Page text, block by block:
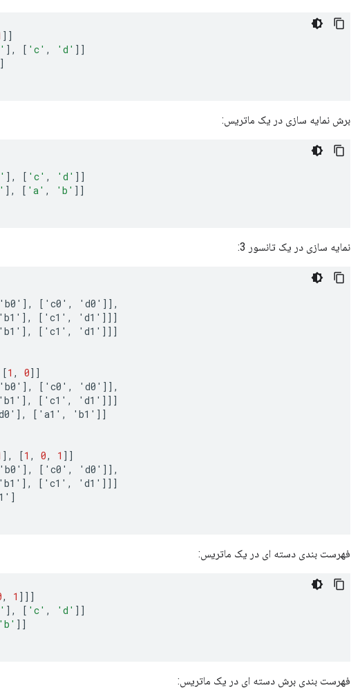
]]
] , [ 'c' , 'd' ]]
]
برش نمایه سازی در یک ماتریس:
] , [ 'c' , 'd' ]]
] , [ 'a' , 'b' ]]
نمایه سازی در یک تانسور 3:
' b0 ' ] , [ ' c0 ' , ' d0 ' ]] ,
' b1 ' ] , [ ' c1 ' , ' d1 ' ]]]
' b1 ' ] , [ ' c1 ' , ' d1 ' ]]]
[1 , 0]]
' b0 ' ] , [ ' c0 ' , ' d0 ' ]] ,
' b1 ' ] , [ ' c1 ' , ' d1 ' ]]]
' ] , [ ' a1 ' , ' b1 ' ]]
] , [1 , 0, 1 ]]
' b0 ' ] , [ ' c0 ' , ' d0 ' ]] ,
' b1 ' ] , [ ' c1 ' , ' d1 ' ]]]
' ]
فهرست بندی دسته ای در یک ماتریس:
, 1 ]]]
] , [ 'c' , 'd' ]]
'b' ]]
فهرست بندی برش دسته ای در یک ماتریس: